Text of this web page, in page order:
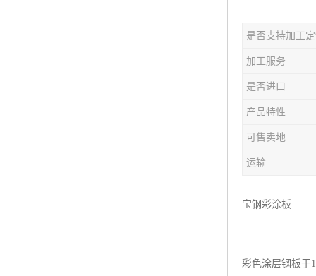
是否支持加工定
加工服务
是否进口
产品特性
可售卖地
运输
宝钢彩涂板
彩色涂层钢板于